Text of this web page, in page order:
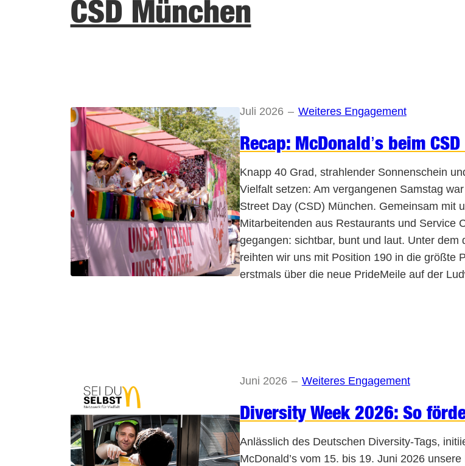
CSD München
Juli 2026 – Weiteres Engagement
Recap: McDonald’s beim
Knapp 40 Grad, strahlender Sonnenschein
Vielfalt setzen: Am vergangenen Samstag
Street Day (CSD) München. Gemeinsam mit
Mitarbeitenden aus Restaurants und Service
gegangen: sichtbar, bunt und laut. Unter dem
reihten wir uns mit Position 190 in die größte
erstmals über die neue PrideMeile auf der
Juni 2026 – Weiteres Engagement
Diversity Week 2026: So
Anlässlich des Deutschen Diversity-Tags,
McDonald’s vom 15. bis 19. Juni 2026